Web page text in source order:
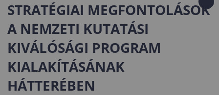
STRATÉGIAI MEGFONTOLÁSOK
A NEMZETI KUTATÁSI
KIVÁLÓSÁGI PROGRAM
KIALAKÍTÁSÁNAK
HÁTTERÉBEN